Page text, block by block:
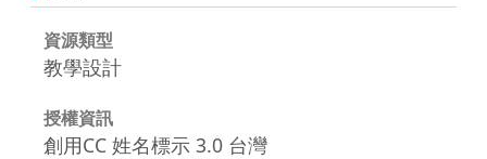
資源類型
教學設計
授權資訊
創用CC 姓名標示 3.0 台灣